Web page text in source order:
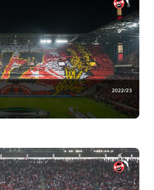
2022/23